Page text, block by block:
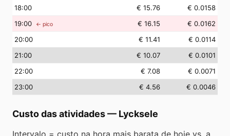
18:00 € 15.76
€ 0.0158
19:00 ← pico € 16.15
€ 0.0162
20:00 € 11.41
€ 0.0114
21:00 € 10.07
€ 0.0101
22:00 € 7.08
€ 0.0071
23:00 € 4.56 € 0.0046
Custo das atividades— Lycksele
Intervalo = custo na hora mais barata de hoje vs. a